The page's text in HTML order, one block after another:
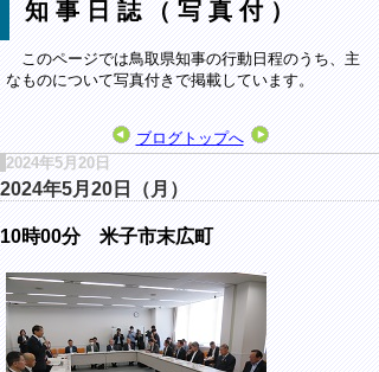
知事日誌（写真付）
このページでは鳥取県知事の行動日程のうち、主
なものについて写真付きで掲載しています。
ブログトップへ
2024年5月20日
2024年5月20日（月）
10時00分 米子市末広町